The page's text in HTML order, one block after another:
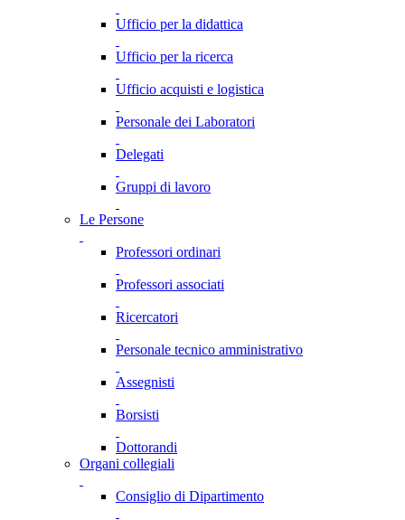
Ufficio per la didattica
Ufficio per la ricerca
Ufficio acquisti e logistica
Personale dei Laboratori
Delegati
Gruppi di lavoro
Le Persone
Professori ordinari
Professori associati
Ricercatori
Personale tecnico amministrativo
Assegnisti
Borsisti
Dottorandi
Organi collegiali
Consiglio di Dipartimento